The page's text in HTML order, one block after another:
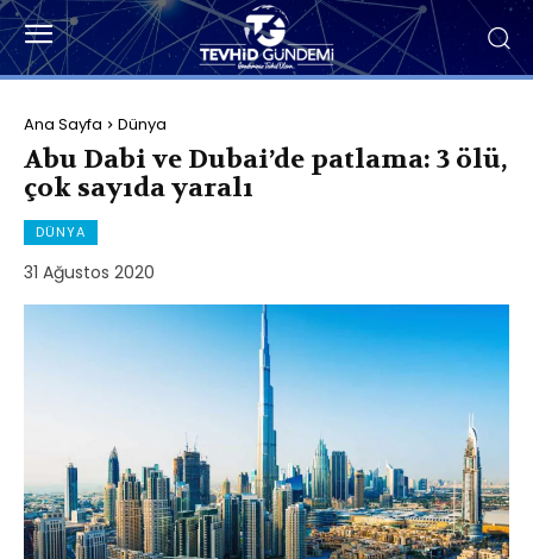
Ana Sayfa Dünya
Abu Dabi ve Dubai’de patlama: 3 ölü,
çok sayıda yaralı
DÜNYA
31 Ağustos 2020